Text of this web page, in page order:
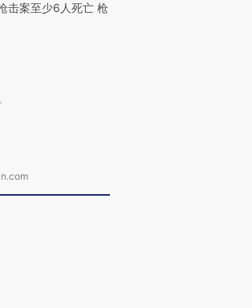
击案至少6人死亡 枪